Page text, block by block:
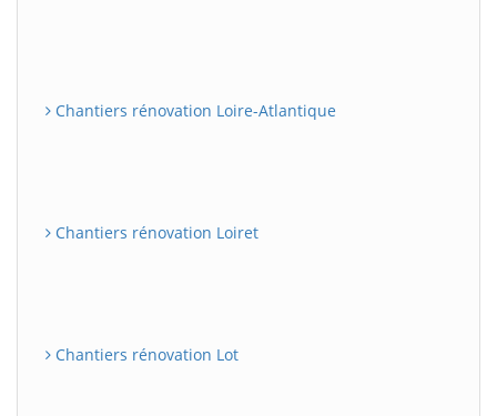
Chantiers rénovation Loire-Atlantique
Chantiers rénovation Loiret
Chantiers rénovation Lot